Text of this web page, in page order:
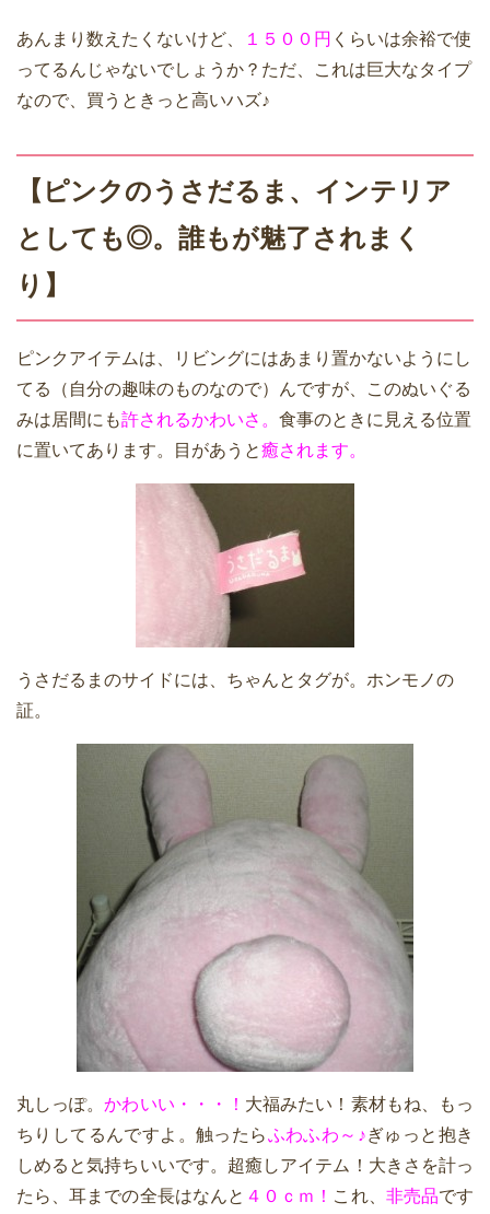
あんまり数えたくないけど、 １５００円 くらいは余裕で使
ってるんじゃないでしょうか？ただ、これは巨大なタイプ
なので、買うときっと高いハズ♪
【ピンクのうさだるま、インテリア
としても◎。誰もが魅了されまく
り】
ピンクアイテムは、リビングにはあまり置かないようにし
てる（自分の趣味のものなので）んですが、このぬいぐる
みは居間にも許されるかわいさ。 食事のときに見える位置
に置いてあります。目があうと癒されます。
うさだるまのサイドには、ちゃんとタグが。ホンモノの
証。
丸しっぽ。かわいい・・・！ 大福みたい！素材もね、もっ
ちりしてるんですよ。触ったらふわふわ～♪ぎゅっと抱き
しめると気持ちいいです。超癒しアイテム！大きさを計っ
たら、耳までの全長はなんと ４０ｃｍ！ これ、 非売品です